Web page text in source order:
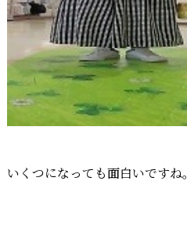
いくつになっても面白いですね。